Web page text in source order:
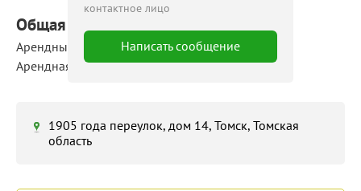
контактное лицо
Написать сообщение
Общая площадь: 4 700 м²
Арендные площади: 10 ‒ 1 000 м²
Арендная ставка: 600 ‒ 1 500 руб./м²/мес
1905 года переулок, дом 14, Томск, Томская
область